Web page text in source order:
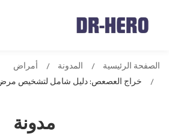
مدونة
الصفحة الرئيسية المدونة
أمراض
خراج العصعص: دليل شامل لتشخيص